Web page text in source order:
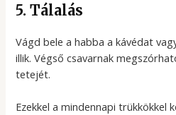
5. Tálalás
Vágd bele a habba a kávédat
illik. Végső csavarnak
tetejét.
Ezekkel a mindennapi trükkökkel